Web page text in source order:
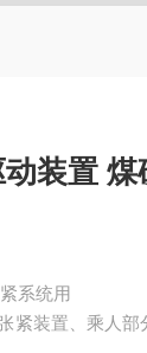
装置 煤
系统用
紧装置、乘人